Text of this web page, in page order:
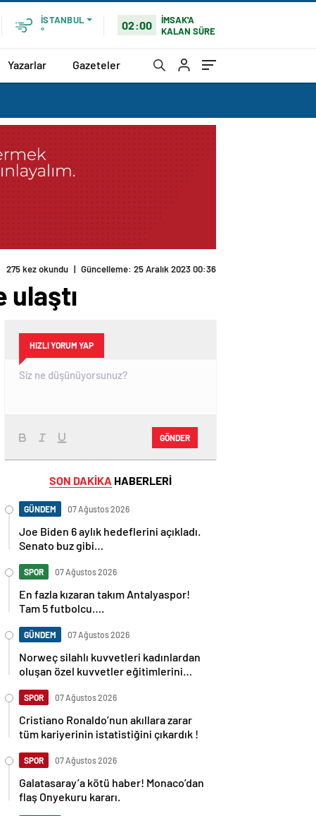
İSTANBUL
°
02:00
İMSAK'A
KALAN SÜRE
Yazarlar Gazeteler
275 kez okundu | Güncelleme: 25 Aralık 2023 00:36
ulaştı
HIZLI YORUM YAP
GÖNDER
SON DAKİKA HABERLERİ
GÜNDEM 07 Ağustos 2026
Joe Biden 6 aylık hedeflerini açıkladı.
Senato buz gibi…
SPOR 07 Ağustos 2026
En fazla kızaran takım Antalyaspor!
Tam 5 futbolcu….
GÜNDEM 07 Ağustos 2026
Norweç silahlı kuvvetleri kadınlardan
oluşan özel kuvvetler eğitimlerini
SPOR 07 Ağustos 2026
Cristiano Ronaldo’nun akıllara zarar
tüm kariyerinin istatistiğini çıkardık !
SPOR 07 Ağustos 2026
Galatasaray’a kötü haber! Monaco’dan
flaş Onyekuru kararı.